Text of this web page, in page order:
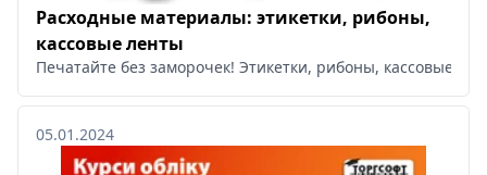
Расходные материалы: этикетки, рибоны,
кассовые ленты
Печатайте без заморочек! Этикетки, рибоны, кассовые
05.01.2024